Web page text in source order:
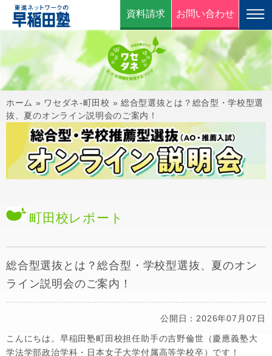
資料請求 お問い合わせ
ホーム » ワセダネ-町田校 » 総合型選抜とは？総合型・学校型選
抜、夏のオンライン説明会のご案内！
町田校レポート
総合型選抜とは？総合型・学校型選抜、夏のオン
ライン説明会のご案内！
公開日：2026年07月07日
こんにちは。早稲田塾町田校担任助手の吉野倫世（慶應義塾大
学法学部政治学科・日本女子大学付属高等学校卒）です！